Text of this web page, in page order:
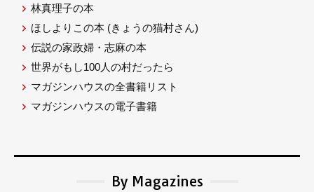
林真理子の本
ほしよりこの本 (きょうの猫村さん)
伝説の家政婦・志麻の本
世界がもし100人の村だったら
マガジンハウスの全書籍リスト
マガジンハウスの電子書籍
By Magazines